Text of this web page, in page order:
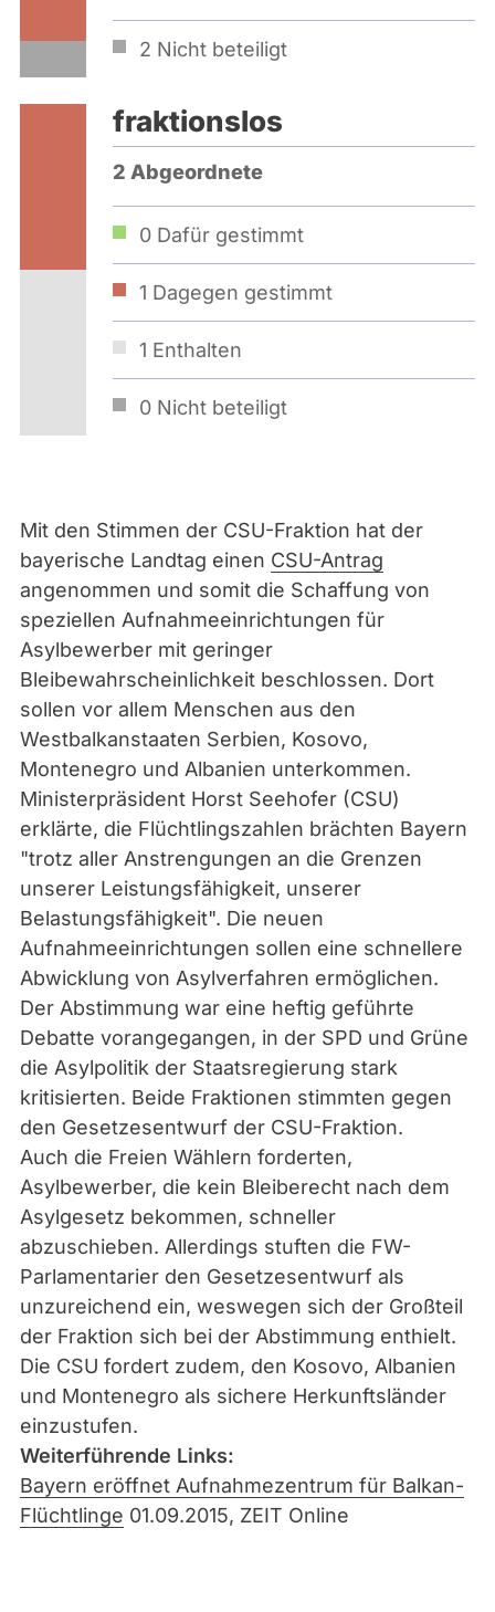
2 Nicht beteiligt
fraktionslos
2 Abgeordnete
0 Dafür gestimmt
1 Dagegen gestimmt
1 Enthalten
0 Nicht beteiligt
Mit den Stimmen der CSU-Fraktion hat der
bayerische Landtag einen CSU-Antrag
angenommen und somit die Schaffung von
speziellen Aufnahmeeinrichtungen für
Asylbewerber mit geringer
Bleibewahrscheinlichkeit beschlossen. Dort
sollen vor allem Menschen aus den
Westbalkanstaaten Serbien, Kosovo,
Montenegro und Albanien unterkommen.
Ministerpräsident Horst Seehofer (CSU)
erklärte, die Flüchtlingszahlen brächten Bayern
"trotz aller Anstrengungen an die Grenzen
unserer Leistungsfähigkeit, unserer
Belastungsfähigkeit". Die neuen
Aufnahmeeinrichtungen sollen eine schnellere
Abwicklung von Asylverfahren ermöglichen.
Der Abstimmung war eine heftig geführte
Debatte vorangegangen, in der SPD und Grüne
die Asylpolitik der Staatsregierung stark
kritisierten. Beide Fraktionen stimmten gegen
den Gesetzesentwurf der CSU-Fraktion.
Auch die Freien Wählern forderten,
Asylbewerber, die kein Bleiberecht nach dem
Asylgesetz bekommen, schneller
abzuschieben. Allerdings stuften die FW-
Parlamentarier den Gesetzesentwurf als
unzureichend ein, weswegen sich der Großteil
der Fraktion sich bei der Abstimmung enthielt.
Die CSU fordert zudem, den Kosovo, Albanien
und Montenegro als sichere Herkunftsländer
einzustufen.
Weiterführende Links:
Bayern eröffnet Aufnahmezentrum für Balkan-
Flüchtlinge 01.09.2015, ZEIT Online